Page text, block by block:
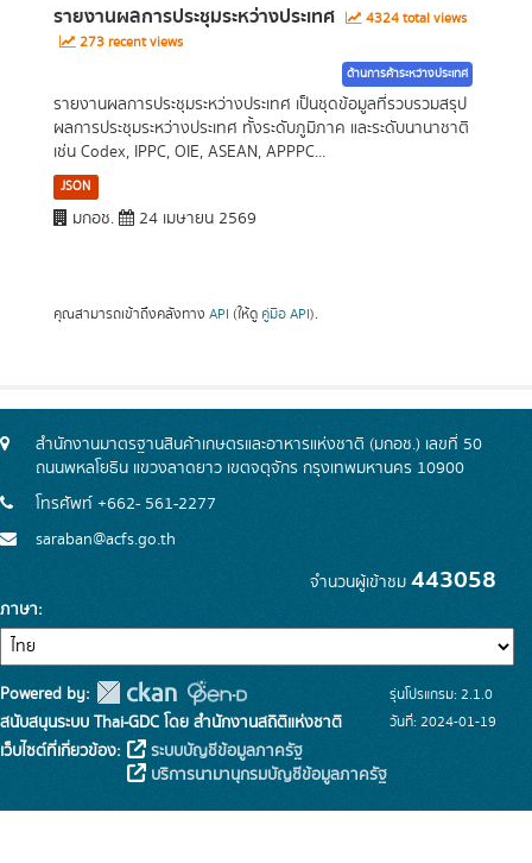
รายงานผลการประชุมระหว่างประเทศ
4324 total views
273 recent views
ด้านการค้าระหว่างประเทศ
รายงานผลการประชุมระหว่างประเทศ เป็นชุดข้อมูลที่รวบรวมสรุป
ผลการประชุมระหว่างประเทศ ทั้งระดับภูมิภาค และระดับนานาชาติ
เช่น Codex, IPPC, OIE, ASEAN, APPPC...
JSON
มกอช. 24 เมษายน 2569
คุณสามารถเข้าถึงคลังทาง API (ให้ดู คู่มือ API).
สำนักงานมาตรฐานสินค้าเกษตรและอาหารแห่งชาติ (มกอช.) เลขที่ 50
ถนนพหลโยธิน แขวงลาดยาว เขตจตุจักร กรุงเทพมหานคร 10900
โทรศัพท์ +662- 561-2277
saraban@acfs.go.th
จำนวนผู้เข้าชม 443058
ภาษา
Powered by:
สนับสนุนระบบ Thai-GDC โดย สำนักงานสถิติแห่งชาติ
เว็บไซต์ที่เกี่ยวข้อง:
ระบบบัญชีข้อมูลภาครัฐ
บริการนามานุกรมบัญชีข้อมูลภาครัฐ
รุ่นโปรแกรม: 2.1.0
วันที่: 2024-01-19